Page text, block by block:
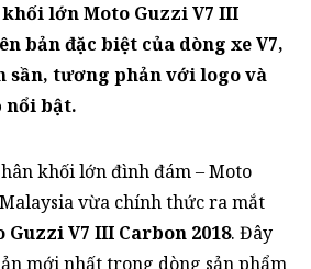
lớn Moto Guzzi V7 III
bản đặc biệt của dòng xe V7,
sần, tương phản với logo và
nổi bật.
khối lớn đình đám – Moto
vừa chính thức ra mắt
Guzzi V7 III Carbon 2018. Đây
mới nhất trong dòng sản phẩm